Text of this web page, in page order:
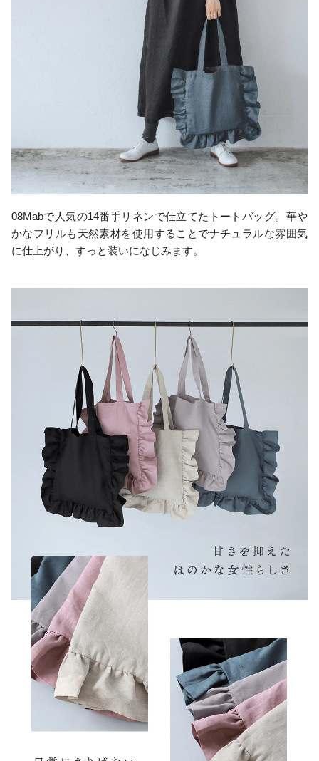
08Mabで人気の14番手リネンで仕立てたトートバッグ。華や
かなフリルも天然素材を使用することでナチュラルな雰囲気
に仕上がり、すっと装いになじみます。